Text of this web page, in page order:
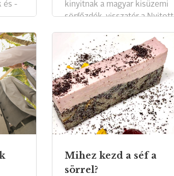
és -
kinyitnak a magyar kisüzemi
sörfőzdék, visszatér a Nyitott
Mihez kezd a séf a
sörrel?